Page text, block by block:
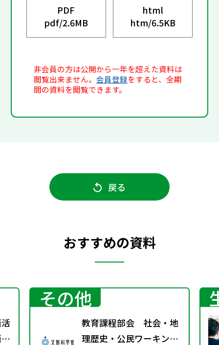
PDF
pdf/2.6MB
html
htm/6.5KB
非会員の方は公開から一年を超えた資料は
閲覧出来ません。会員登録をすると、全期
間の資料を閲覧できます。
戻る
おすすめの資料
その他
教育課程部会 社会・地
理歴史・公民ワーキング